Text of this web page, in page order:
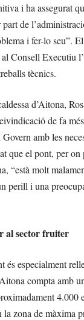
i ha assegurat
part de
i fer-lo seu”.
Consell Executiu
tècnics.
d’Aitona,
de fa
amb les
que el pont, per on
“està molt
perill i una
al sector fruiter
és especialment
compta amb
4.000
la zona de màxima